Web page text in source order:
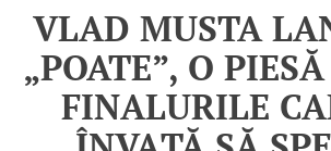
VLAD MUSTA
„POATE”, O
FINALURILE